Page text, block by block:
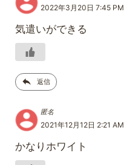
2022年3月20日 7:45 PM
気遣いができる
返信
匿名
2021年12月12日 2:21 AM
かなりホワイト